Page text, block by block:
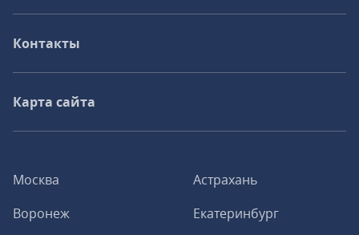
Москва
Астрахань
Воронеж
Екатеринбург
Контакты
Карта сайта